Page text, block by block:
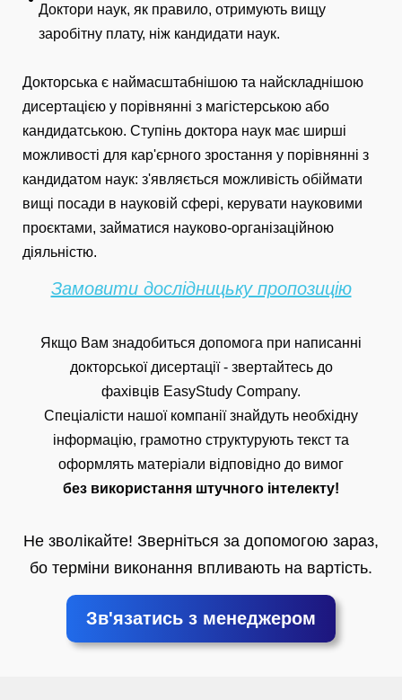
Доктори наук, як правило, отримують вищу
заробітну плату, ніж кандидати наук.
Докторська є наймасштабнішою та найскладнішою
дисертацією у порівнянні з магістерською або
кандидатською. Ступінь доктора наук має ширші
можливості для кар'єрного зростання у порівнянні з
кандидатом наук: з'являється можливість обіймати
вищі посади в науковій сфері, керувати науковими
проєктами, займатися науково-організаційною
діяльністю.
Замовити дослідницьку пропозицію
Якщо Вам знадобиться допомога при написанні
докторської дисертації - звертайтесь до
фахівців EasyStudy Company.
Спеціалісти нашої компанії знайдуть необхідну
інформацію, грамотно структурують текст та
оформлять матеріали відповідно до вимог
без використання штучного інтелекту!
Не зволікайте! Зверніться за допомогою зараз,
бо терміни виконання впливають на вартість.
Зв'язатись з менеджером